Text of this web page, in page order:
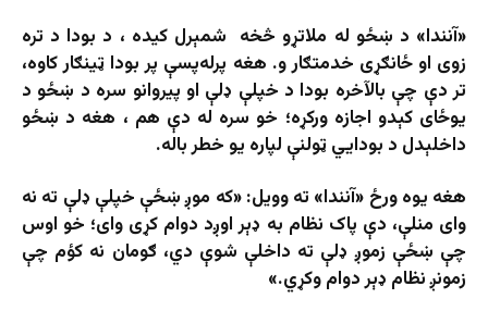
«آنندا» د ښځو له ملاتړو څخه شمېرل کیده ، د بودا د تره
زوی او ځانګړی خدمتګار و. هغه پرله‌پسې پر بودا ټینګار کاوه،
تر دې چې بالآخره بودا د خپلې ډلې او پیروانو سره د ښځو د
یوځای کېدو اجازه ورکړه؛ خو سره له دې هم ، هغه د ښځو
داخلېدل د بودایي ټولنې لپاره یو خطر باله.
هغه یوه ورځ «آنندا» ته وویل: «که موږ ښځې خپلې ډلې ته نه
وای منلې، دې پاک نظام به ډېر اوږد دوام کړی وای؛ خو اوس
چې ښځې زموږ ډلې ته داخلې شوې دي، ګومان نه کؤم چې
زمونږ نظام ډېر دوام وکړي.»